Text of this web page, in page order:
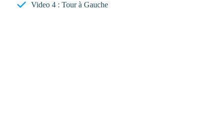
Video 4 : Tour à Gauche